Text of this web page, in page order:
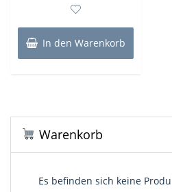
In den Warenkorb
Warenkorb
Es befinden sich keine